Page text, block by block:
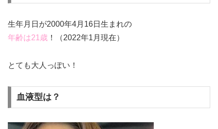
生年月日が2000年4月16日生まれの
年齢は21歳 ！（2022年1月現在）
とても大人っぽい！
血液型は？